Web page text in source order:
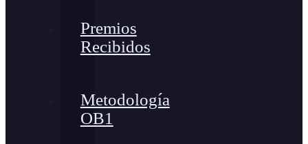
Premios
Recibidos
Metodología
OB1